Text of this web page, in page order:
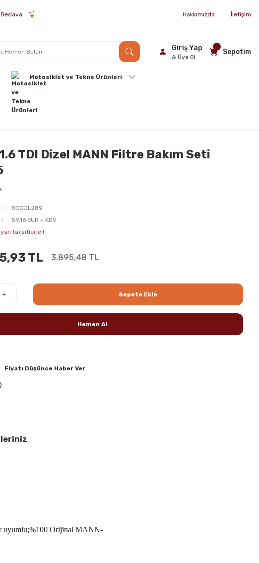
Hakkımızda İletişim
Giriş Yap
& Üye Ol
Sepetim
Motosiklet ve Tekne Ürünleri
TDI Dizel MANN Filtre Bakım Seti
BCGJL289
59,16 EUR + KDV
taksitlerle!!
TL 3.895,48 TL
Sepete Ekle
Hemen Al
Fiyatı Düşünce Haber Ver
uyumlu;%100 Orijinal MANN-